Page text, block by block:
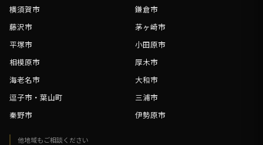
横須賀市
鎌倉市
藤沢市
茅ヶ崎市
平塚市
小田原市
相模原市
厚木市
海老名市
大和市
逗子市・葉山町
三浦市
秦野市
伊勢原市
他地域もご相談ください